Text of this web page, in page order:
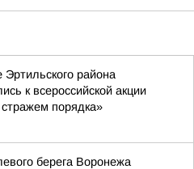
Эртильского района
к всероссийской акции
порядка»
берега Воронежа